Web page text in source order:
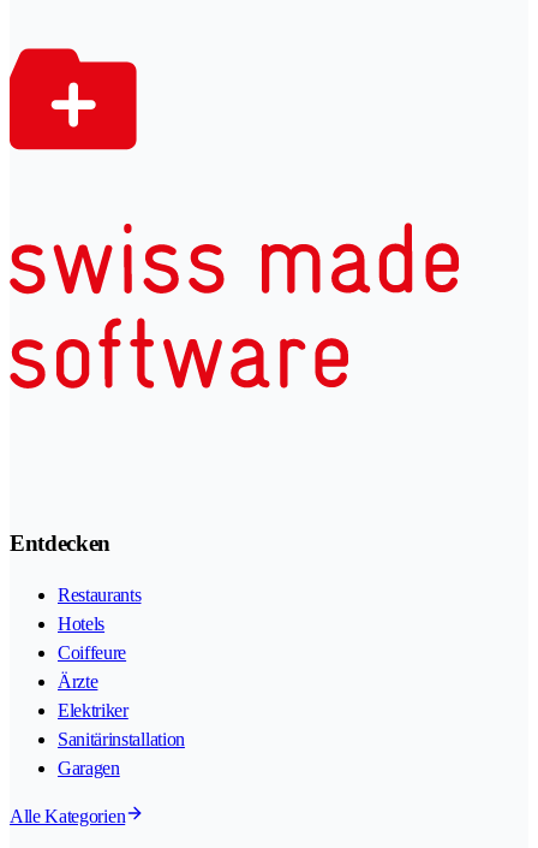
Entdecken
Restaurants
Hotels
Coiffeure
Ärzte
Elektriker
Sanitärinstallation
Garagen
Alle Kategorien